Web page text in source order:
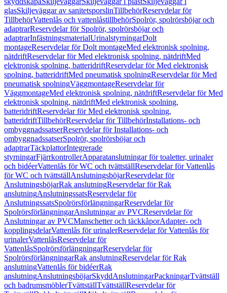
glasSkiljeväggar av sanitetsporslinTillbehörReservdelar för
TillbehörVattenlås och vattenlåstillbehörSpolrör, spolrörsböjar och
adaptrarReservdelar för Spolrör, spolrörsböjar och
adaptrarInfästningsmaterialUrinalstyrningarDolt
montageReservdelar för Dolt montageMed elektronisk spolning,
nätdriftReservdelar för Med elektronisk spolning, nätdriftMed
elektronisk spolning, batteridriftReservdelar för Med elektronisk
spolning, batteridriftMed pneumatisk spolningReservdelar för Med
pneumatisk spolningVäggmontageReservdelar för
VäggmontageMed elektronisk spolning, nätdriftReservdelar för Med
elektronisk spolning, nätdriftMed elektronisk spolning,
batteridriftReservdelar för Med elektronisk spolning,
batteridriftTillbehörReservdelar för TillbehörInstallations- och
ombyggnadssatserReservdelar för Installations- och
ombyggnadssatserSpolrör, spolrörsböjar och
adaptrarTäckplattorIntegrerade
styrningarFjärrkontrollerApparatanslutningar för toaletter, urinaler
och bidéerVattenlås för WC och tvättställReservdelar för Vattenlås
för WC och tvättställAnslutningsböjarReservdelar för
AnslutningsböjarRak anslutningReservdelar för Rak
anslutningAnslutningssatsReservdelar för
AnslutningssatsSpolrörsförlängningarReservdelar för
SpolrörsförlängningarAnslutningar av PVCReservdelar för
Anslutningar av PVCManschetter och täckkåporAdapter- och
kopplingsdelarVattenlås för urinalerReservdelar för Vattenlås för
urinalerVattenlåsReservdelar för
VattenlåsSpolrörsförlängningarReservdelar för
SpolrörsförlängningarRak anslutningReservdelar för Rak
anslutningVattenlås för bidéerRak
anslutningAnslutningsböjarSkyddAnslutningarPackningarTvättställ
och badrumsmöblerTvättställTvättställReservdelar för